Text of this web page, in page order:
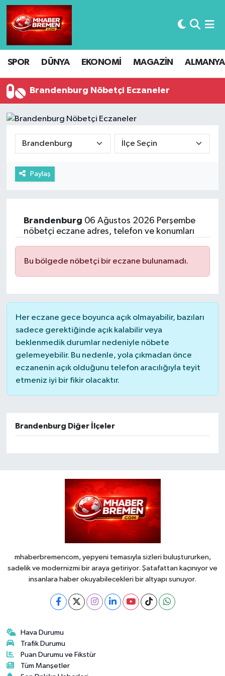
SPOR DÜNYA EKONOMİ MAGAZİN ALMANYA
Brandenburg Nöbetçi Eczaneler
Paylaş
Brandenburg 06 Ağustos 2026 Perşembe
nöbetçi eczane adres, telefon ve konumları
Bu bölgede nöbetçi bir eczane bulunamadı.
Her eczane gece boyunca açık olmayabilir, bazıları
sadece gerektiğinde açık kalabilir veya
beklenmedik durumlar nedeniyle nöbete
gelemeyebilir. Bu nedenle, yola çıkmadan önce
eczanenin açık olduğunu telefon aracılığıyla teyit
etmeniz iyi bir fikir olacaktır.
Brandenburg Diğer İlçeler
mhaberbremencom, yepyeni temasıyla sizleri buluştururken,
sadelik ve modernizmi bir araya getiriyor. Şatafattan kaçınıyor ve
insanlara haber okuyabilecekleri bir altyapı sunuyor.
Hava Durumu
Trafik Durumu
Puan Durumu ve Fikstür
Tüm Manşetler
Hava Durumu
Trafik Durumu
Süper Lig Puan Durumu ve Fikstür
Tüm Manşetler
Son Dakika Haberleri
Haber Arşivi